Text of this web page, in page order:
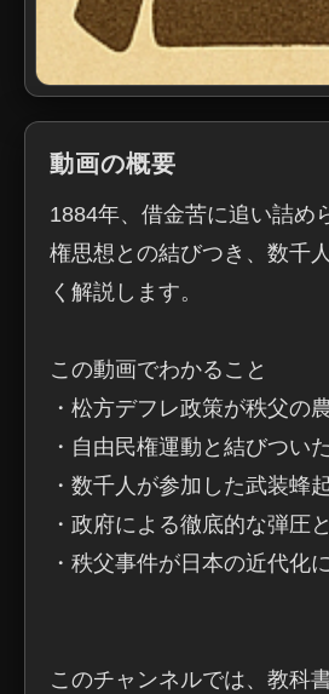
動画の概要
1884年、借金苦に追い詰め
権思想との結びつき、数千
く解説します。
この動画でわかること
・松方デフレ政策が秩父の
・自由民権運動と結びつい
・数千人が参加した武装蜂
・政府による徹底的な弾圧
・秩父事件が日本の近代化
このチャンネルでは、教科